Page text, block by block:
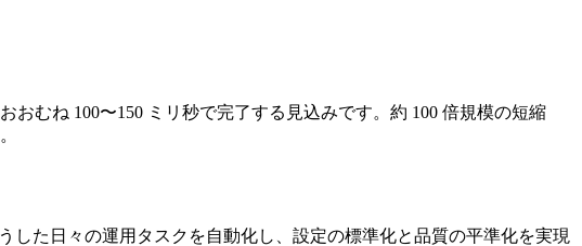
むね 100〜150 ミリ秒で完了する見込みです。約 100 倍規模の短縮
した日々の運用タスクを自動化し、設定の標準化と品質の平準化を実現